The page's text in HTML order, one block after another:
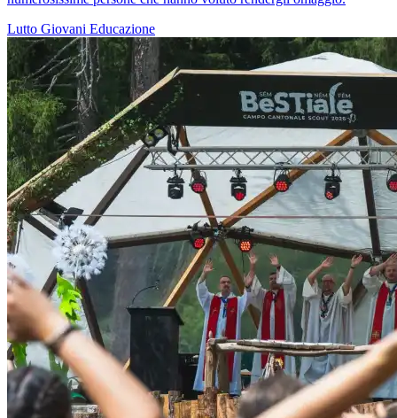
Lutto Giovani Educazione